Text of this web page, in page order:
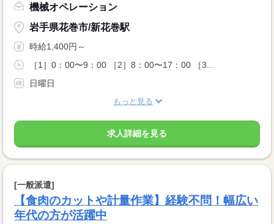
機械オペレーション
岩手県花巻市/新花巻駅
時給1,400円～
［1］0：00〜9：00 ［2］8：00〜17：00 ［3...
日曜日
もっと見る
求人詳細を見る
[一般派遣]
【食肉のカットや計量作業】経験不問！幅広い
年代の方が活躍中